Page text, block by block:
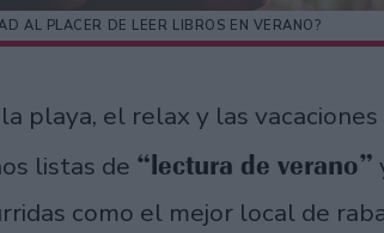
AL PLACER DE LEER LIBROS EN VERANO?
playa, el relax y las vacaciones
listas de “lectura de verano”
como el mejor local de